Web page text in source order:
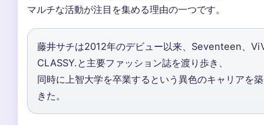
マルチな活動が注目を集める理由の一つです。
藤井サチは2012年のデビュー以来、Seventeen、
CLASSY.と主要ファッション誌を渡り歩き、
同時に上智大学を卒業するという異色のキャリアを
きた。